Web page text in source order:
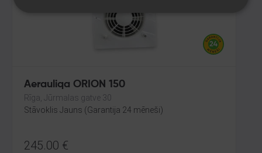
Aerauliqa ORION 150
Rīga, Jūrmalas gatve 30
Stāvoklis Jauns (Garantija 24 mēneši)
245.00 €